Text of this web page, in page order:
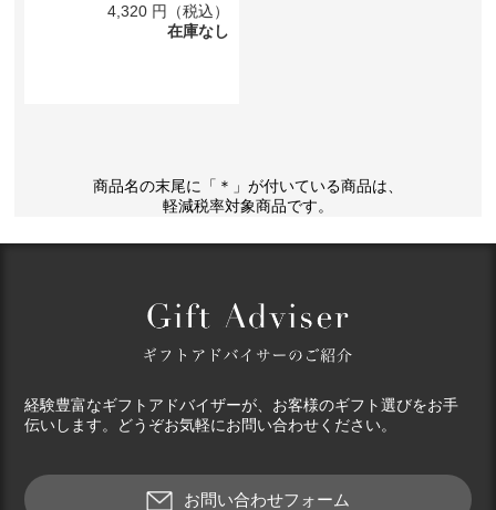
4,320 円（税込）
在庫なし
商品名の末尾に「＊」が付いている商品は、
軽減税率対象商品です。
経験豊富なギフトアドバイザーが、お客様のギフト選びをお手
伝いします。どうぞお気軽にお問い合わせください。
お問い合わせフォーム